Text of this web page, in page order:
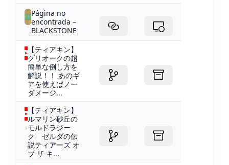
Página no
encontrada –
BLACKSTONE
【ティアキン】
グリオークの超
簡単な倒し方を
解説！！ あのギ
アを使えばノー
ダメージ...
【ティアキン】
ルマリン砂丘の
モルドラジー
ク ゼルダの伝
説ティアーズ オ
ブ ザ キ...